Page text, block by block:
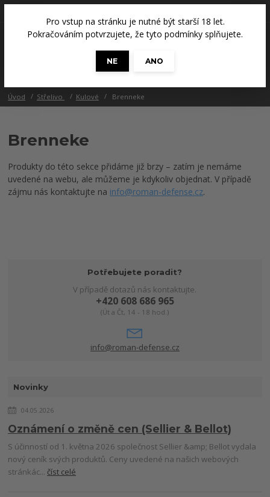
Pro vstup na stránku je nutné být starší 18 let.
Pokračováním potvrzujete, že tyto podmínky splňujete.
NE
ANO
0 Kč
Úvod Střelivo Kulové Brenneke
Brenneke
Produkty do této sekce přidáme již brzy – zatím je nemáme
uvedené na webu, ale můžeme je kdykoliv objednat. V případě
zájmu nás kontaktujte na info@roman-defense.cz.
Potřebujete poradit?
V případě dotazů nás kontaktujte.
+420 608 686 965
(Út a Čt, 14 - 18 hod.)
info@roman-defense.cz
Novinky
04.05.2026
Oznámení o změně cen (Sellier & Bellot)
S účinností od 1. května 2026 společnost Sellier &amp; Bellot vydala
nový ceník svých produktů. Ceny uvedené na našich webových
stránkác... číst celé